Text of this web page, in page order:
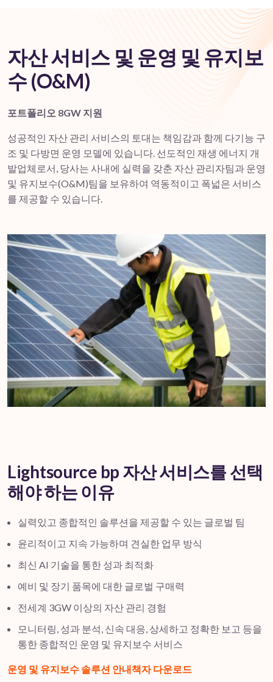
자산 서비스 및 운영 및 유지보
수 (O&M)
포트폴리오 8GW 지원
성공적인 자산 관리 서비스의 토대는 책임감과 함께 다기능 구
조 및 다방면 운영 모델에 있습니다. 선도적인 재생 에너지 개
발업체로서, 당사는 사내에 실력을 갖춘 자산 관리자팀과 운영
및 유지보수(O&M)팀을 보유하여 역동적이고 폭넓은 서비스
를 제공할 수 있습니다.
Lightsource bp 자산 서비스를 선택
해야 하는 이유
실력있고 종합적인 솔루션을 제공할 수 있는 글로벌 팀
윤리적이고 지속 가능하며 견실한 업무 방식
최신 AI 기술을 통한 성과 최적화
예비 및 장기 품목에 대한 글로벌 구매력
전세계 3GW 이상의 자산 관리 경험
모니터링, 성과 분석, 신속 대응, 상세하고 정확한 보고 등을
통한 종합적인 운영 및 유지보수 서비스
운영 및 유지보수 솔루션 안내책자 다운로드